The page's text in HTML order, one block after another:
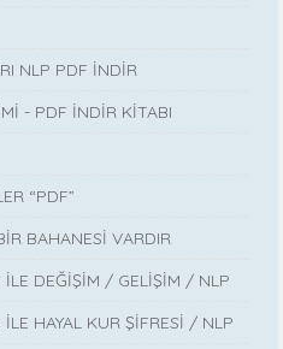
NLP PDF İNDİR
- PDF İNDİR KİTABI
“PDF”
BAHANESİ VARDIR
İLE DEĞİŞİM / GELİŞİM / NLP
HAYAL KUR ŞİFRESİ / NLP